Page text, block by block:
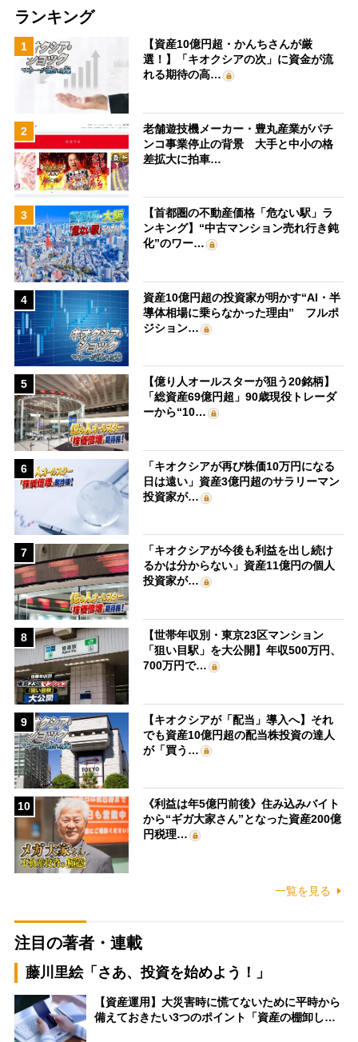
ランキング
1
【資産10億円超・かんちさんが厳
選！】「キオクシアの次」に資金が流
れる期待の高…
2
老舗遊技機メーカー・豊丸産業がパチ
ンコ事業停止の背景 大手と中小の格
差拡大に拍車…
3
【首都圏の不動産価格「危ない駅」ラ
ンキング】“中古マンション売れ行き鈍
化”のワー…
4
資産10億円超の投資家が明かす“AI・半
導体相場に乗らなかった理由” フルポ
ジション…
5
【億り人オールスターが狙う20銘柄】
「総資産69億円超」90歳現役トレーダ
ーから“10…
6
「キオクシアが再び株価10万円になる
日は遠い」資産3億円超のサラリーマン
投資家が…
7
「キオクシアが今後も利益を出し続け
るかは分からない」資産11億円の個人
投資家が…
8
【世帯年収別・東京23区マンション
「狙い目駅」を大公開】年収500万円、
700万円で…
9
【キオクシアが「配当」導入へ】それ
でも資産10億円超の配当株投資の達人
が「買う…
10
《利益は年5億円前後》住み込みバイト
から“ギガ大家さん”となった資産200億
円税理…
一覧を見る
注目の著者・連載
藤川里絵「さあ、投資を始めよう！」
【資産運用】大災害時に慌てないために平時から
備えておきたい3つのポイント「資産の棚卸し…